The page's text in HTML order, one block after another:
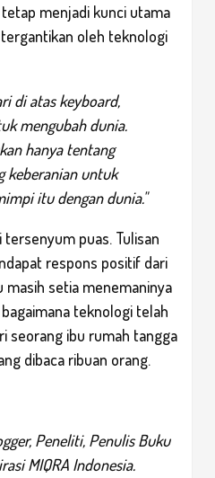
menjadi kunci utama
oleh teknologi
di atas keyboard,
mengubah dunia.
hanya tentang
keberanian untuk
itu dengan dunia."
tersenyum puas. Tulisan
respons positif dari
masih setia menemaninya
teknologi telah
seorang ibu rumah tangga
dibaca ribuan orang.
Peneliti, Penulis Buku
MIQRA Indonesia.